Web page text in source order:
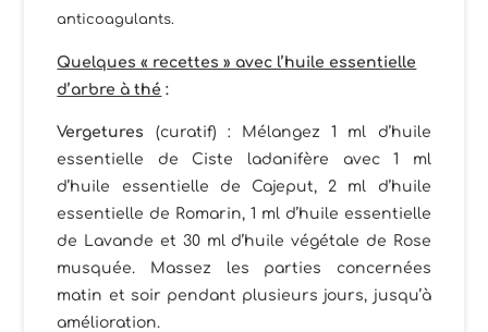
anticoagulants.
Quelques « recettes » avec l’huile essentielle
d’arbre à thé :
Vergetures (curatif) : Mélangez 1 ml d’huile
essentielle de Ciste ladanifère avec 1 ml
d’huile essentielle de Cajeput, 2 ml d’huile
essentielle de Romarin, 1 ml d’huile essentielle
de Lavande et 30 ml d’huile végétale de Rose
musquée. Massez les parties concernées
matin et soir pendant plusieurs jours, jusqu’à
amélioration.